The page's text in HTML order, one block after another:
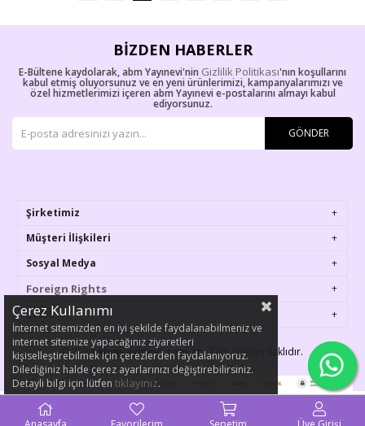
BIZDEN HABERLER
E-Bültene kaydolarak, abm Yayınevi'nin Gizlilik Politikası'nın koşullarını
kabul etmiş oluyorsunuz ve en yeni ürünlerimizi, kampanyalarımızı ve
özel hizmetlerimizi içeren abm Yayınevi e-postalarını almayı kabul
ediyorsunuz.
GÖNDER
Şirketimiz
Müşteri İlişkileri
Sosyal Medya
Foreign Rights
ETBIS
© 2023abmyayinevi.com.tr- Tüm Hakları Saklıdır.
Çerez Kullanımı
İnternet sitemizden en iyi şekilde faydalanabilmeniz ve
internet sitemize yapacağınız ziyaretleri
kişiselleştirebilmek için çerezlerden faydalanıyoruz.
Dilediğiniz halde çerez ayarlarınızı değiştirebilirsiniz.
Detayli bilgi için lütfen tıklayınız.